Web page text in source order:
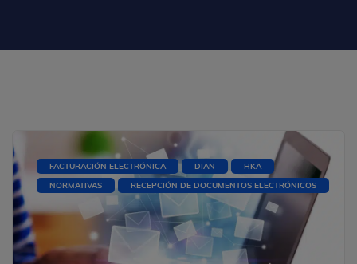
FACTURACIÓN ELECTRÓNICA DIAN
HKA
NORMATIVAS
RECEPCIÓN DE DOCUMENTOS ELECTRÓNICOS